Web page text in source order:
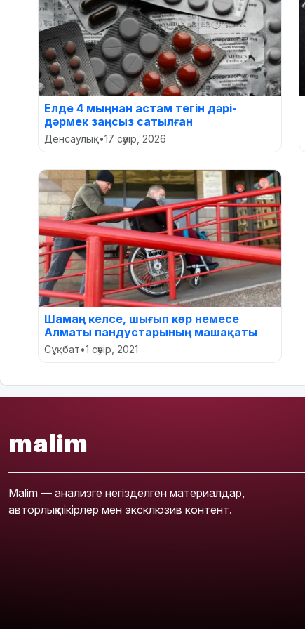
Елде 4 мыңнан астам тегін дәрі-
дәрмек заңсыз сатылған
Денсаулық•17 сәуір, 2026
Шамаң келсе, шығып көр немесе
Алматы пандустарының машақаты
Сұқбат•1 сәуір, 2021
malim
Malim — анализге негізделген материалдар,
авторлық пікірлер мен эксклюзив контент.